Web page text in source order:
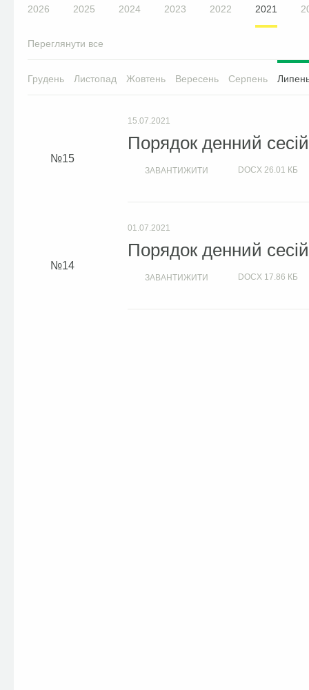
2026 2025 2024 2023 2022 2021
Переглянути все
Грудень Листопад Жовтень Вересень Серпень
15
15.07.2021
Порядок денний
ЗАВАНТИЖИТИ DOCX 26.01 КБ
14
01.07.2021
Порядок денний
ЗАВАНТИЖИТИ DOCX 17.86 КБ